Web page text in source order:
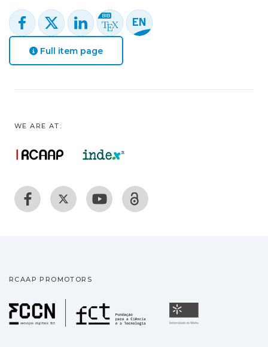
Full item page
WE ARE AT:
RCAAP PROMOTORS
Fundação para a